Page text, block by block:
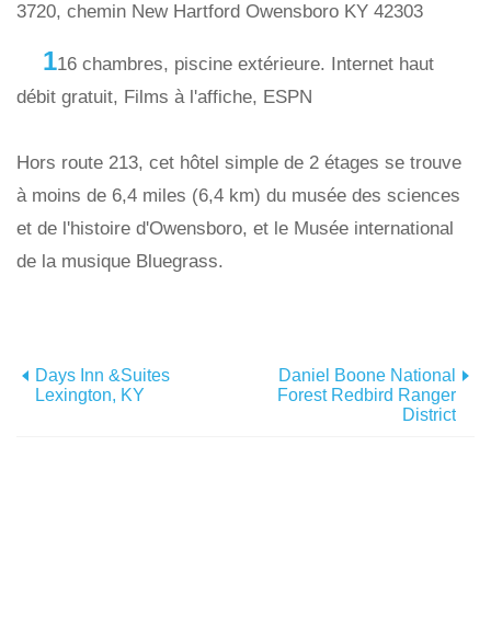
3720, chemin New Hartford Owensboro KY 42303
116 chambres, piscine extérieure. Internet haut
débit gratuit, Films à l'affiche, ESPN
Hors route 213, cet hôtel simple de 2 étages se trouve
à moins de 6,4 miles (6,4 km) du musée des sciences
et de l'histoire d'Owensboro, et le Musée international
de la musique Bluegrass.
Days Inn &Suites
Lexington, KY
Daniel Boone National
Forest Redbird Ranger
District